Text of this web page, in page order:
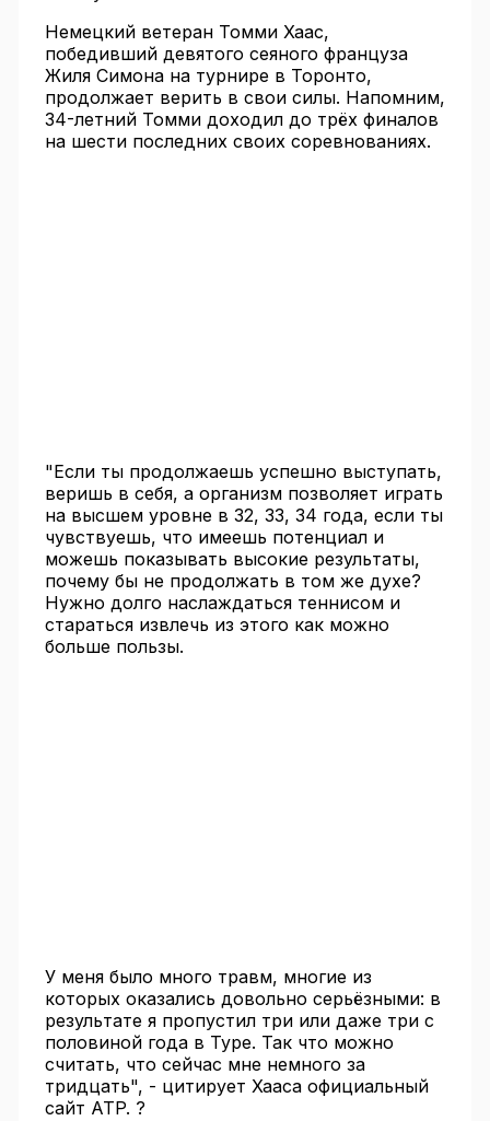
Немецкий ветеран Томми Хаас,
победивший девятого сеяного француза
Жиля Симона на турнире в Торонто,
продолжает верить в свои силы. Напомним,
34-летний Томми доходил до трёх финалов
на шести последних своих соревнованиях.
"Если ты продолжаешь успешно выступать,
веришь в себя, а организм позволяет играть
на высшем уровне в 32, 33, 34 года, если ты
чувствуешь, что имеешь потенциал и
можешь показывать высокие результаты,
почему бы не продолжать в том же духе?
Нужно долго наслаждаться теннисом и
стараться извлечь из этого как можно
больше пользы.
У меня было много травм, многие из
которых оказались довольно серьёзными: в
результате я пропустил три или даже три с
половиной года в Туре. Так что можно
считать, что сейчас мне немного за
тридцать", - цитирует Хааса официальный
сайт ATP. ?